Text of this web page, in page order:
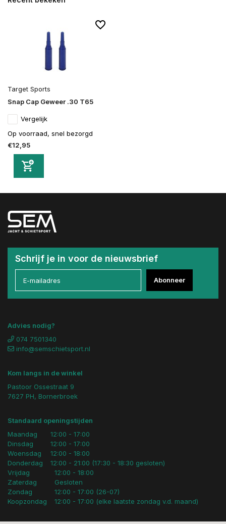
Target Sports
Snap Cap Geweer .30 T65
Vergelijk
Op voorraad, snel bezorgd
€12,95
Schrijf je in voor de nieuwsbrief
Abonneer
Advies nodig?
074 7501340
info@semschietsport.nl
Kom langs in de winkel
Pastoor Ossestraat 9
7627 PH, Bornerbroek
Standaard openingstijden
Maandag
Dinsdag
Woensdag
Donderdag
12:00 - 17:00
12:00 - 17:00
12:00 - 18:00
12:00 - 21:00 (17:30 - 18:30 gesloten)
Vrijdag
Zaterdag
Zondag
Koopzondag
12:00 - 18:00
Gesloten
12:00 - 17:00 (26-07)
12:00 - 17:00 (elke laatste zondag v.d. maand)